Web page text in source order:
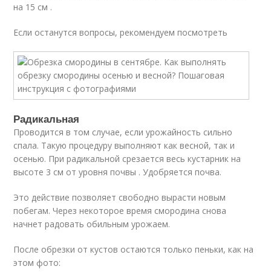
на 15 см .
Если останутся вопросы, рекомендуем посмотреть
Радикальная
Проводится в том случае, если урожайность сильно
спала. Такую процедуру выполняют как весной, так и
осенью. При радикальной срезается весь кустарник на
высоте 3 см от уровня почвы . Удобряется почва.
Это действие позволяет свободно вырасти новым
побегам. Через некоторое время смородина снова
начнет радовать обильным урожаем.
После обрезки от кустов остаются только пеньки, как на
этом фото: